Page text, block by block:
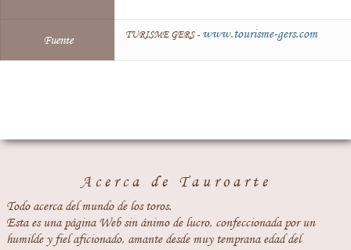
Fuente TURISME GERS - www.tourisme-gers.com
Acerca de Tauroarte
Todo acerca del mundo de los toros.
Esta es una página Web sin ánimo de lucro, confeccionada por un
humilde y fiel aficionado, amante desde muy temprana edad del